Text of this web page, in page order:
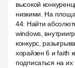
высокой
низкими. На
44: Найти
windows,
конкурс,
хорайзен 6 и faith
подписаться на их